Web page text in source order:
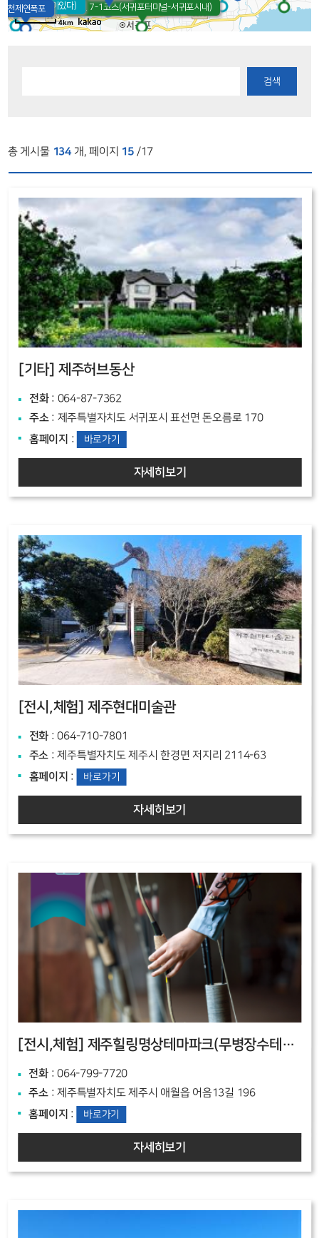
10. 7-1코스(서귀포터미널-서귀포시내)
(박물관은살아있다)
천제연폭포
4km
검색
총 게시물 134 개, 페이지 15 /17
[기타] 제주허브동산
전화: 064-87-7362
주소: 제주특별자치도 서귀포시 표선면 돈오름로 170
홈페이지 : 바로가기
자세히보기
[전시,체험] 제주현대미술관
전화 : 064-710-7801
주소 : 제주특별자치도 제주시 한경면 저지리 2114-63
홈페이지 : 바로가기
자세히보기
[전시,체험] 제주힐링명상테마파크(무병장수테마파크)
전화 : 064-799-7720
주소 : 제주특별자치도 제주시 애월읍 어음13길 196
홈페이지 : 바로가기
자세히보기